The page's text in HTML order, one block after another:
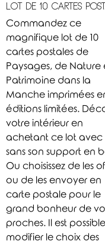
LOT DE 10 CARTES
Commandez ce
magnifique lot de 10
cartes postales de
Paysages, de Nature
Patrimoine dans la
Manche imprimées
éditions limitées.
votre intérieur en
achetant ce lot avec
sans son support en
Ou choisissez de les
ou de les envoyer en
carte postale pour le
grand bonheur de
proches. Il est
modifier le choix des